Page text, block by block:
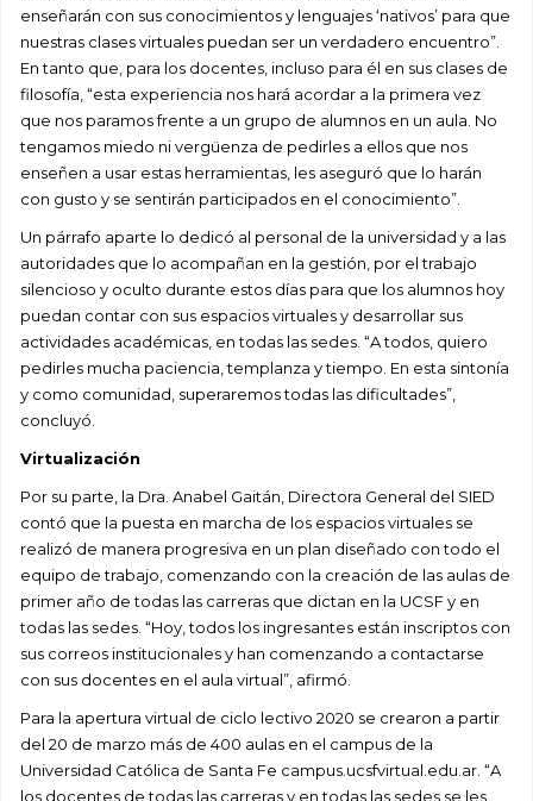
enseñarán con sus conocimientos y lenguajes ‘nativos’ para que
nuestras clases virtuales puedan ser un verdadero encuentro”.
En tanto que, para los docentes, incluso para él en sus clases de
filosofía, “esta experiencia nos hará acordar a la primera vez
que nos paramos frente a un grupo de alumnos en un aula. No
tengamos miedo ni vergüenza de pedirles a ellos que nos
enseñen a usar estas herramientas, les aseguró que lo harán
con gusto y se sentirán participados en el conocimiento”.
Un párrafo aparte lo dedicó al personal de la universidad y a las
autoridades que lo acompañan en la gestión, por el trabajo
silencioso y oculto durante estos días para que los alumnos hoy
puedan contar con sus espacios virtuales y desarrollar sus
actividades académicas, en todas las sedes. “A todos, quiero
pedirles mucha paciencia, templanza y tiempo. En esta sintonía
y como comunidad, superaremos todas las dificultades”,
concluyó.
Virtualización
Por su parte, la Dra. Anabel Gaitán, Directora General del SIED
contó que la puesta en marcha de los espacios virtuales se
realizó de manera progresiva en un plan diseñado con todo el
equipo de trabajo, comenzando con la creación de las aulas de
primer año de todas las carreras que dictan en la UCSF y en
todas las sedes. “Hoy, todos los ingresantes están inscriptos con
sus correos institucionales y han comenzando a contactarse
con sus docentes en el aula virtual”, afirmó.
Para la apertura virtual de ciclo lectivo 2020 se crearon a partir
del 20 de marzo más de 400 aulas en el campus de la
Universidad Católica de Santa Fe campus.ucsfvirtual.edu.ar. “A
los docentes de todas las carreras y en todas las sedes se les